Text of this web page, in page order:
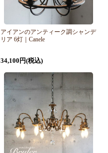
アイアンのアンティーク調シャンデ
リア 6灯｜Canele
34,100円(税込)